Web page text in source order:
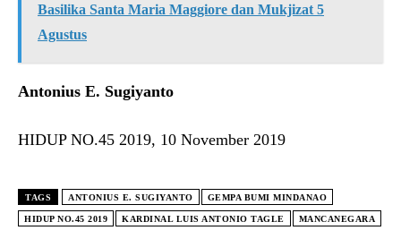
Basilika Santa Maria Maggiore dan Mukjizat 5
Agustus
Antonius E. Sugiyanto
HIDUP NO.45 2019, 10 November 2019
TAGS ANTONIUS E. SUGIYANTO GEMPA BUMI MINDANAO
HIDUP NO.45 2019 KARDINAL LUIS ANTONIO TAGLE MANCANEGARA